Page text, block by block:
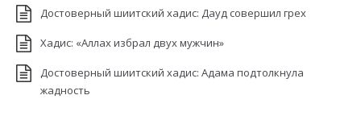
Достоверный шиитский хадис: Дауд совершил грех
Хадис: «Аллах избрал двух мужчин»
Достоверный шиитский хадис: Адама подтолкнула
жадность